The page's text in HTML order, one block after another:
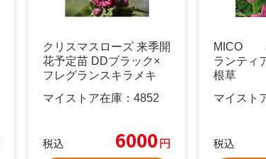
クリスマスローズ 来季開
花予定苗 DDブラック×
フレグランスキラメキ
マイストア在庫： 4852
税込 6000円
MICO
ランテ
根草
マイスト
税込